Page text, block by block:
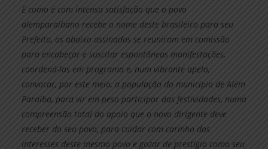
E como é com intensa satisfação que o povo
alemparaibano recebe o nome deste brasileiro para seu
Prefeito, os abaixo assinados se reuniram em comissão
para encabeçar e suscitar espontâneas manifestações,
coordená-las em programa e, num vibrante apelo,
convocar, por este meio, a população do município de Além
Paraíba, para vir em peso participar das festividades, numa
compreensão total do apoio que o novo dirigente deve
receber do seu povo, para cuidar com carinho dos
interesses deste mesmo povo e gozar de prestígio como seu